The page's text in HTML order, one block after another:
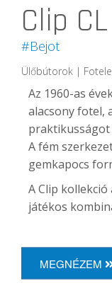
Clip
#Bejot
Ülőbútorok |
Az 1960-as
alacsony fotel,
praktikusságot
A fém
gemkapocs
A Clip
játékos
MEGNÉZEM